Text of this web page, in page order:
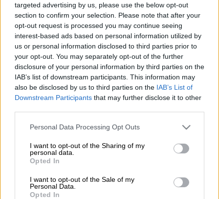
targeted advertising by us, please use the below opt-out
section to confirm your selection. Please note that after your
opt-out request is processed you may continue seeing
interest-based ads based on personal information utilized by
us or personal information disclosed to third parties prior to
your opt-out. You may separately opt-out of the further
disclosure of your personal information by third parties on the
IAB’s list of downstream participants. This information may
also be disclosed by us to third parties on the IAB’s List of
Downstream Participants that may further disclose it to other
Please note that this website/app uses one or more Google
not limited to your visit or usage behaviour. You may click to
grant or deny consent to Google and its third-party tags to
use your data for below specified purposes in below Google
consent section.
Personal Data Processing Opt Outs
I want to opt-out of the Sharing of my
personal data.
Opted In
I want to opt-out of the Sale of my
Personal Data.
Opted In
Παρελθόν αποτελεί από την τεχνική ηγεσία
τηςΛιντςοΜαρτσέλο Μπιέλσα. Η διοίκηση
των Παγωνιών λίγο μετά τη βαριά ήττα απ'
την Τότεναμ με 4-0, πήρε την απόφαση να
απολύσει τον Αργεντινό προπονητή, ο
οποίος την επανέφερε στο ποδοσφαιρικό
χάρτη και στηνPremier League. Ο θρυλικός
κόουτς ανέλαβε τη Λιντς πριν από
τρεισήμισι χρόνια και το πρόσημο της
παραδέχθηκε άλλωστε με δήλωσή του και ο
πρόεδρος του συλλόγου Αντρέα
Ραντριτσάνι, ο οποίος σχολίασε ότι ο
Μπιέλσα «άλλαξε το στάτους του κλαμπ».